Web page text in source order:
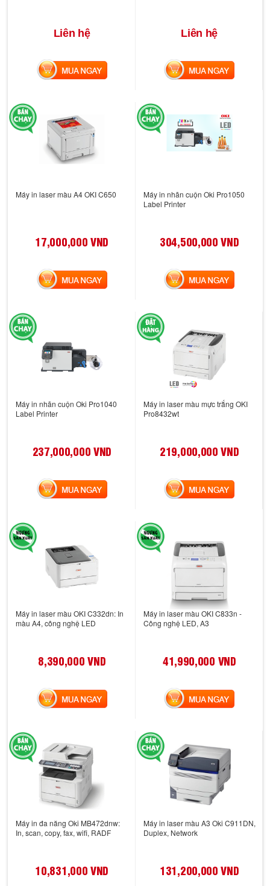
Liên hệ
MUA NGAY
Liên hệ
MUA NGAY
Máy in laser màu A4 OKI C650
17,000,000 VND
MUA NGAY
Máy in nhãn cuộn Oki Pro1050
Label Printer
304,500,000 VND
MUA NGAY
Máy in nhãn cuộn Oki Pro1040
Label Printer
237,000,000 VND
MUA NGAY
Máy in laser màu mực trắng OKI
Pro8432wt
219,000,000 VND
MUA NGAY
Máy in laser màu OKI C332dn: In
màu A4, công nghệ LED
8,390,000 VND
MUA NGAY
Máy in laser màu OKI C833n -
Công nghệ LED, A3
41,990,000 VND
MUA NGAY
Máy in đa năng Oki MB472dnw:
In, scan, copy, fax, wifi, RADF
10,831,000 VND
Máy in laser màu A3 Oki C911DN,
Duplex, Network
131,200,000 VND